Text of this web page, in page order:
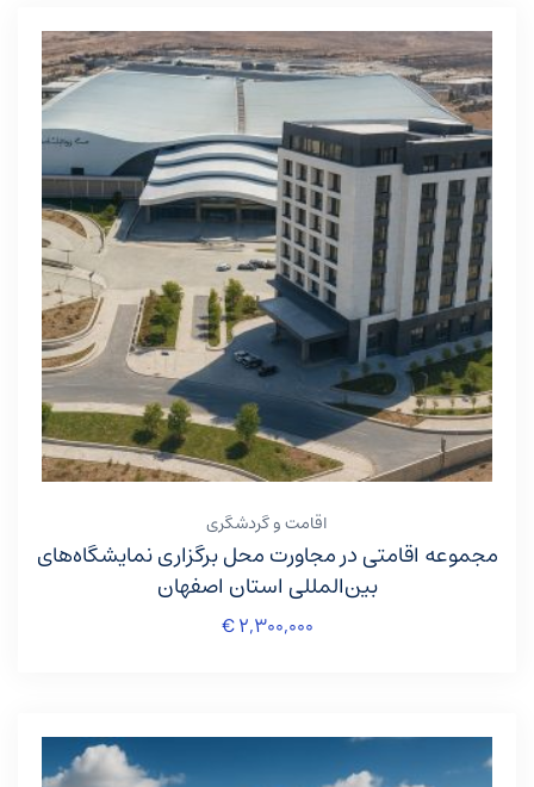
اقامت و گردشگری
مجموعه اقامتی در مجاورت محل برگزاری نمایشگاه‌های
بین‌المللی استان اصفهان
€۲,۳۰۰,۰۰۰